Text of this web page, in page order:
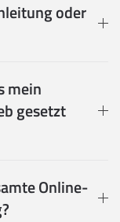
oder
mein
gesetzt
Online-